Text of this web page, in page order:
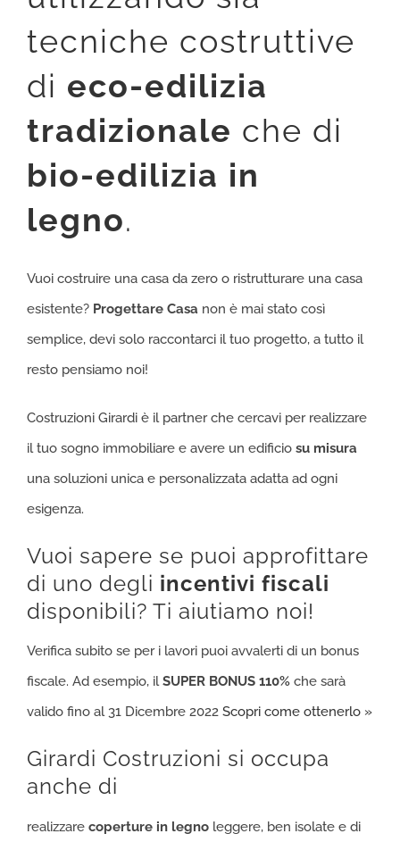
tecniche costruttive
di eco-edilizia
tradizionale che di
bio-edilizia in
legno.
Vuoi costruire una casa da zero o ristrutturare una casa
esistente? Progettare Casa non è mai stato così
semplice, devi solo raccontarci il tuo progetto, a tutto il
resto pensiamo noi!
Costruzioni Girardi è il partner che cercavi per realizzare
il tuo sogno immobiliare e avere un edificio su misura
una soluzioni unica e personalizzata adatta ad ogni
esigenza.
Vuoi sapere se puoi approfittare
di uno degli incentivi fiscali
disponibili? Ti aiutiamo noi!
Verifica subito se per i lavori puoi avvalerti di un bonus
fiscale. Ad esempio, ilSUPER BONUS 110% che sarà
valido fino al 31 Dicembre 2022 Scopri come ottenerlo »
Girardi Costruzioni si occupa
anche di
realizzare coperture in legno leggere, ben isolate e di